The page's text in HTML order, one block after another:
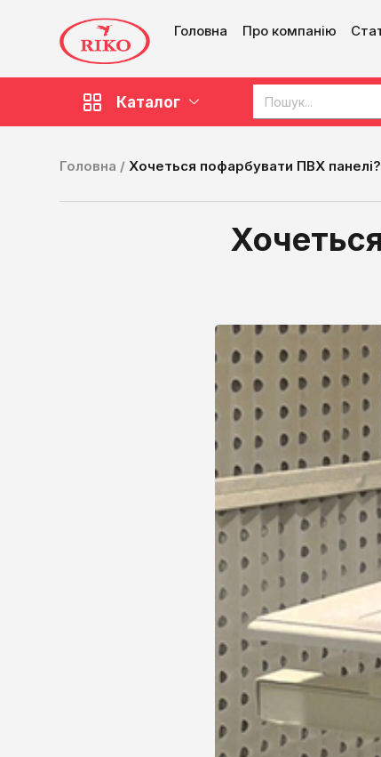
Головна Про компанію
Каталог
Головна /Хочеться пофарбувати ПВХ